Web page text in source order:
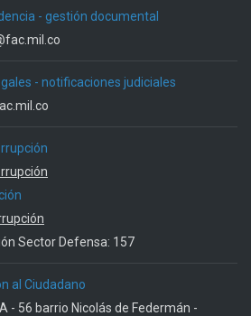
- gestión documental
- notificaciones judiciales
Sector Defensa: 157
al Ciudadano
- 56 barrio Nicolás de Federmán -